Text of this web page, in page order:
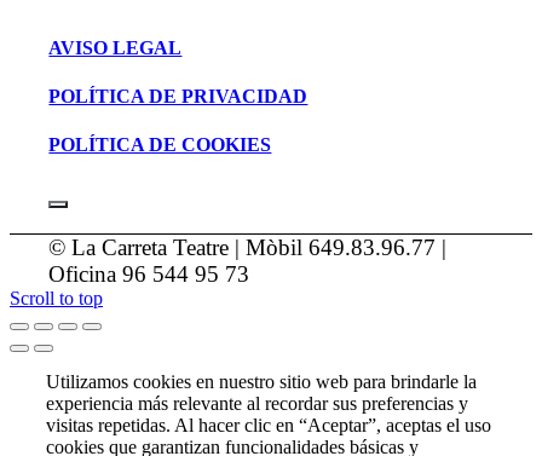
AVISO LEGAL
POLÍTICA DE PRIVACIDAD
POLÍTICA DE COOKIES
© La Carreta Teatre | Mòbil 649.83.96.77 |
Oficina 96 544 95 73
Scroll to top
Utilizamos cookies en nuestro sitio web para brindarle la
experiencia más relevante al recordar sus preferencias y
visitas repetidas. Al hacer clic en “Aceptar”, aceptas el uso
cookies que garantizan funcionalidades básicas y